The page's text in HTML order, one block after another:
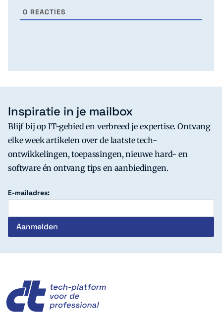
0 REACTIES
Inspiratie in je mailbox
Blijf bij op IT-gebied en verbreed je expertise. Ontvang
elke week artikelen over de laatste tech-
ontwikkelingen, toepassingen, nieuwe hard- en
software én ontvang tips en aanbiedingen.
E-mailadres: